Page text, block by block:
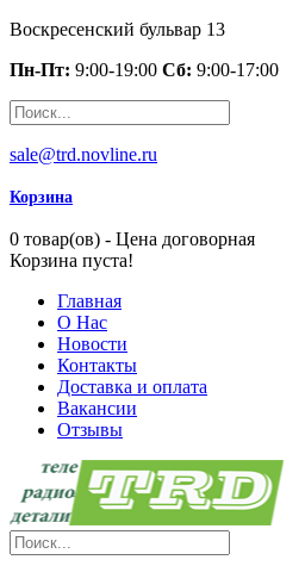
Воскресенский бульвар 13
Пн-Пт: 9:00-19:00 Сб: 9:00-17:00
sale@trd.novline.ru
Корзина
0 товар(ов) - Цена договорная
Корзина пуста!
Главная
О Нас
Новости
Контакты
Доставка и оплата
Вакансии
Отзывы